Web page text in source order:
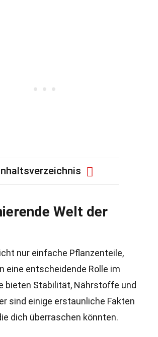
Welt der
nur einfache Pflanzenteile,
eine entscheidende Rolle im
bieten Stabilität, Nährstoffe und
sind einige erstaunliche Fakten
dich überraschen könnten.